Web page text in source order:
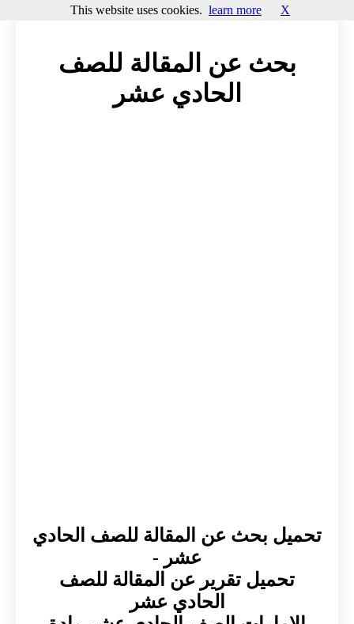
بحث عن المقالة للصف
الحادي عشر
تحميل بحث عن المقالة للصف الحادي
عشر -
تحميل تقرير عن المقالة للصف
الحادي عشر
This website uses cookies. learn more X